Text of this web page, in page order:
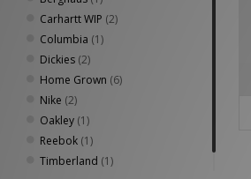
Carhartt WIP (2)
Columbia (1)
Dickies (2)
Home Grown (6)
Nike (2)
Oakley (1)
Reebok (1)
Timberland (1)